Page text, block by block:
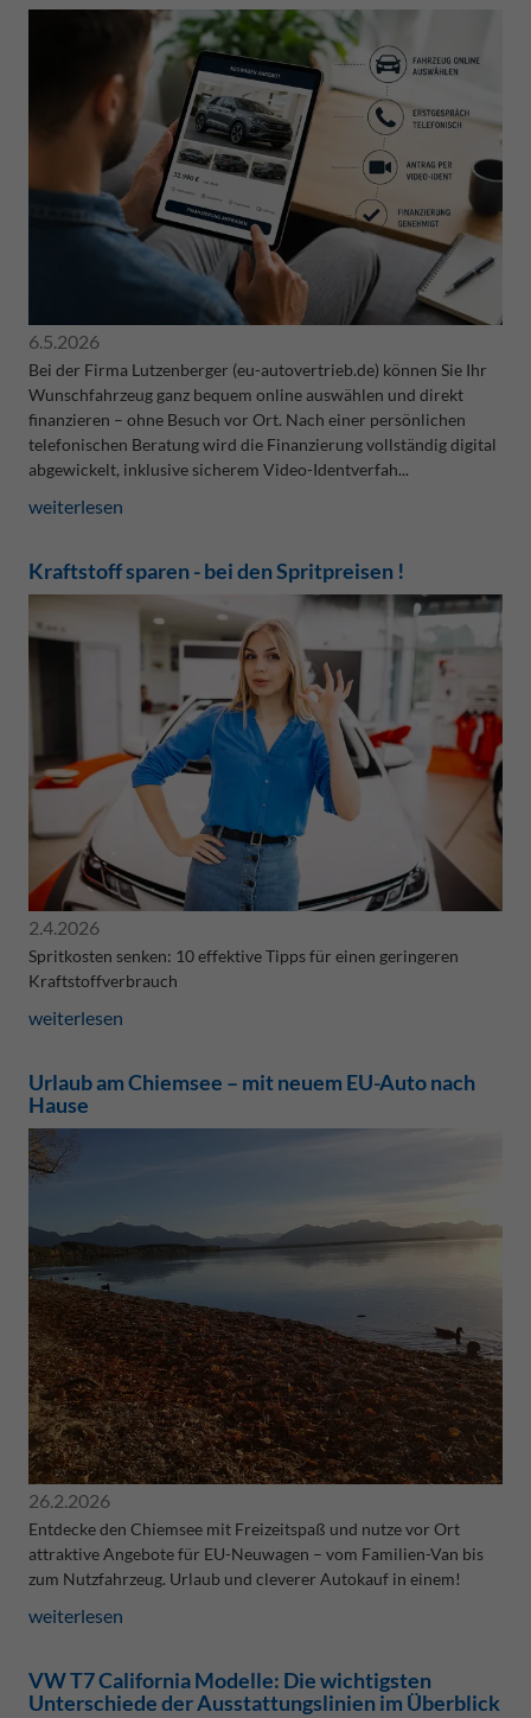
6.5.2026
Bei der Firma Lutzenberger (eu-autovertrieb.de) können Sie Ihr
Wunschfahrzeug ganz bequem online auswählen und direkt
finanzieren – ohne Besuch vor Ort. Nach einer persönlichen
telefonischen Beratung wird die Finanzierung vollständig digital
abgewickelt, inklusive sicherem Video-Identverfah...
weiterlesen
Kraftstoff sparen - bei den Spritpreisen !
2.4.2026
Spritkosten senken: 10 effektive Tipps für einen geringeren
Kraftstoffverbrauch
weiterlesen
Urlaub am Chiemsee – mit neuem EU-Auto nach
Hause
26.2.2026
Entdecke den Chiemsee mit Freizeitspaß und nutze vor Ort
attraktive Angebote für EU-Neuwagen – vom Familien-Van bis
zum Nutzfahrzeug. Urlaub und cleverer Autokauf in einem!
weiterlesen
VW T7 California Modelle: Die wichtigsten
Unterschiede der Ausstattungslinien im Überblick